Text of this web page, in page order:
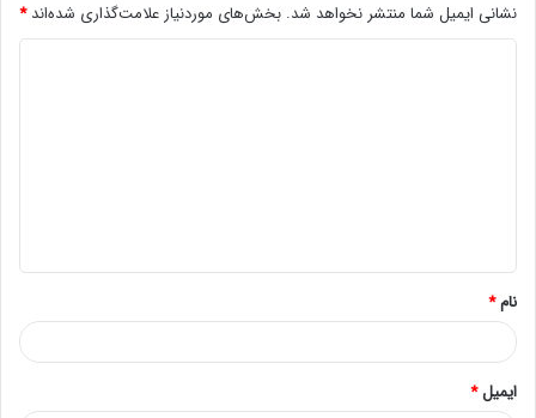
نشانی ایمیل شما منتشر نخواهد شد. بخش‌های موردنیاز علامت‌گذاری شده‌اند*
*
نام*
ایمیل*